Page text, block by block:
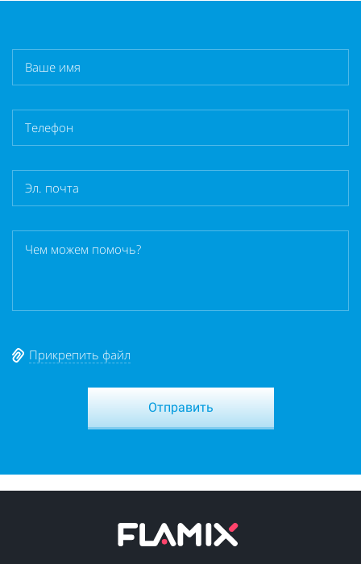
Прикрепить файл
Отправить